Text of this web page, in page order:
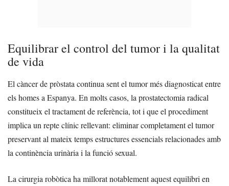
Equilibrar el control del tumor i la qualitat
de vida
El càncer de pròstata continua sent el tumor més diagnosticat entre
els homes a Espanya. En molts casos, la prostatectomia radical
constitueix el tractament de referència, tot i que el procediment
implica un repte clínic rellevant: eliminar completament el tumor
preservant al mateix temps estructures essencials relacionades amb
la continència urinària i la funció sexual.
La cirurgia robòtica ha millorat notablement aquest equilibri en